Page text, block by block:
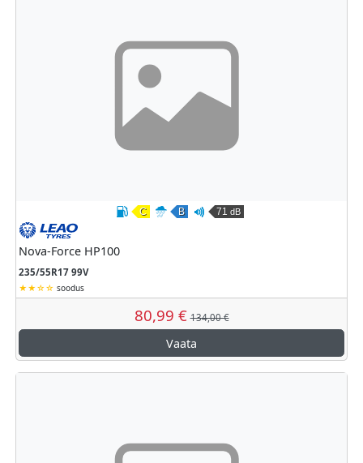
Kütusesäästlikkus
C
Märghaardumine
B
Väline veeremismüra
71 dB
Nova-Force HP100
235/55R17 99V
soodus
80,99 € 134,00 €
Vaata